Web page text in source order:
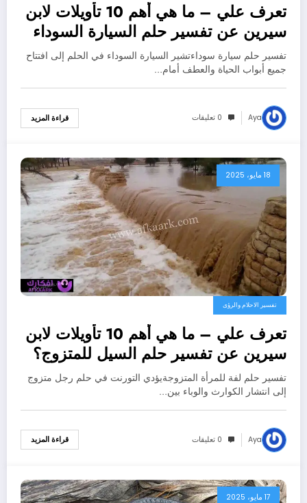
تعرف علي – ما هي أهم 10 تأويلات لابن
سيرين عن تفسير حلم السيارة السوداء
الفخمة؟ – بالتفصيل
تفسير حلم سيارة سوداءتشير السيارة السوداء في الحلم إلى افتتاح
جميع أبواب الحياة والعطف أمام…
Aya 0 تعليقات قراءة المزيد
18 مايو، 2025
تفسير الاحلام والرؤى
تعرف علي – ما هي أهم 10 تأويلات لابن
سيرين عن تفسير حلم السيل للمتزوج؟
– بالتفصيل
تفسير حلم لفة للمرأة المتزوجةيؤدي التورنت في حلم رجل متزوج
إلى انتشار الكوارث والوباء بين…
Aya 0 تعليقات قراءة المزيد
17 مايو، 2025